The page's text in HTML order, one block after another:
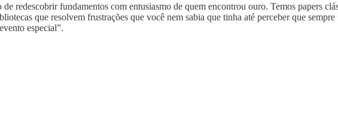
redescobrir fundamentos com entusiasmo de quem encontrou ouro. Temos papers
que resolvem frustrações que você nem sabia que tinha até perceber que
especial”.